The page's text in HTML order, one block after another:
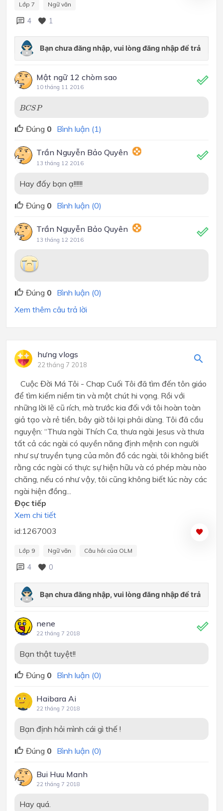
Lớp 7 Ngữ văn
4 1
Mật ngữ 12 chòm sao
10 tháng 11 2016
BCS P
BCSP
Đúng 0 Bình luận (1)
Trần Nguyễn Bảo Quyên
13 tháng 12 2016
Hay đấy bạn ạ!!!!!!
Đúng 0 Bình luận (0)
Trần Nguyễn Bảo Quyên
13 tháng 12 2016
Đúng 0 Bình luận (0)
Xem thêm câu trả lời
hưng vlogs
22 tháng 7 2018
Cuộc Đời Má Tôi - Chap Cuối Tôi đã tìm đến tôn giáo
để tìm kiếm niềm tin và một chút hi vọng. Rồi với
những lời lẽ cũ rích, mà trước kia đối với tôi hoàn toàn
giả tạo và rẻ tiền, bây giờ tôi lại phải dùng. Tôi đã cầu
nguyện: “Thưa ngài Thích Ca, thưa ngài Jesus và thưa
tất cả các ngài có quyền năng định mệnh con người
như sự truyền tụng của môn đồ các ngài, tôi không biết
rằng các ngài có thực sự hiện hữu và có phép màu nào
chăng, nếu có như vậy, tôi cũng không biết lúc này các
ngài hiện đồng...
Đọc tiếp
Xem chi tiết
id:1267003
Lớp 9 Ngữ văn Câu hỏi của OLM
4 0
nene
22 tháng 7 2018
Bạn thật tuyệt!!
Đúng 0 Bình luận (0)
Haibara Ai
22 tháng 7 2018
Bạn định hỏi mình cái gì thế !
Đúng 0 Bình luận (0)
Bui Huu Manh
22 tháng 7 2018
Hay quá.